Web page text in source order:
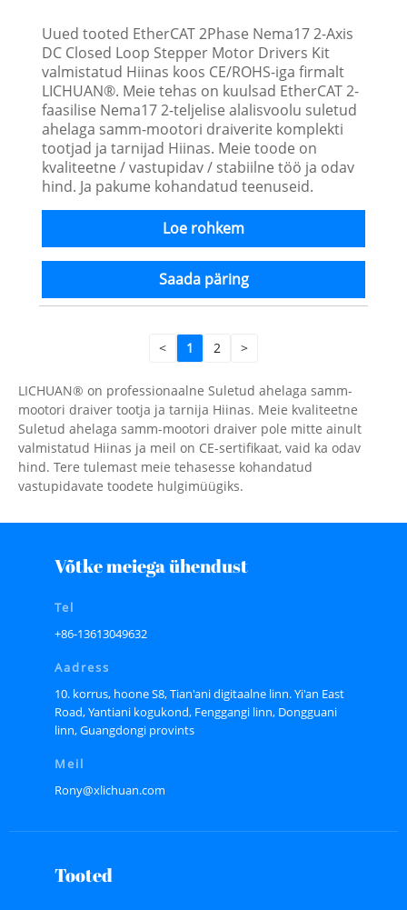
Uued tooted EtherCAT 2Phase Nema17 2-Axis
DC Closed Loop Stepper Motor Drivers Kit
valmistatud Hiinas koos CE/ROHS-iga firmalt
LICHUAN®. Meie tehas on kuulsad EtherCAT 2-
faasilise Nema17 2-teljelise alalisvoolu suletud
ahelaga samm-mootori draiverite komplekti
tootjad ja tarnijad Hiinas. Meie toode on
kvaliteetne / vastupidav / stabiilne töö ja odav
hind. Ja pakume kohandatud teenuseid.
Loe rohkem
Saada päring
< 1 2 >
LICHUAN® on professionaalne Suletud ahelaga samm-
mootori draiver tootja ja tarnija Hiinas. Meie kvaliteetne
Suletud ahelaga samm-mootori draiver pole mitte ainult
valmistatud Hiinas ja meil on CE-sertifikaat, vaid ka odav
hind. Tere tulemast meie tehasesse kohandatud
vastupidavate toodete hulgimüügiks.
Võtke meiega ühendust
Tel
+86-13613049632
Aadress
10. korrus, hoone S8, Tian'ani digitaalne linn. Yi'an East
Road, Yantiani kogukond, Fenggangi linn, Dongguani
linn, Guangdongi provints
Meil
Rony@xlichuan.com
Tooted